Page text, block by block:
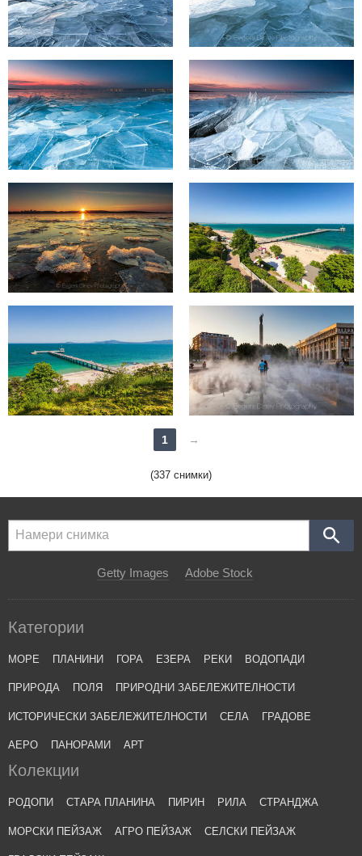
1 →
(337 снимки)
Getty Images Adobe Stock
Категории
МОРЕ ПЛАНИНИ ГОРА ЕЗЕРА РЕКИ ВОДОПАДИ
ПРИРОДА ПОЛЯ ПРИРОДНИ ЗАБЕЛЕЖИТЕЛНОСТИ
ИСТОРИЧЕСКИ ЗАБЕЛЕЖИТЕЛНОСТИ СЕЛА ГРАДОВЕ
АЕРО ПАНОРАМИ АРТ
Колекции
РОДОПИ СТАРА ПЛАНИНА ПИРИН РИЛА СТРАНДЖА
МОРСКИ ПЕЙЗАЖ АГРО ПЕЙЗАЖ СЕЛСКИ ПЕЙЗАЖ